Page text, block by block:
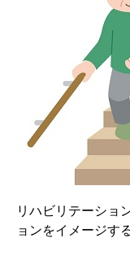
リハビリテーショ
ョンをイメージす